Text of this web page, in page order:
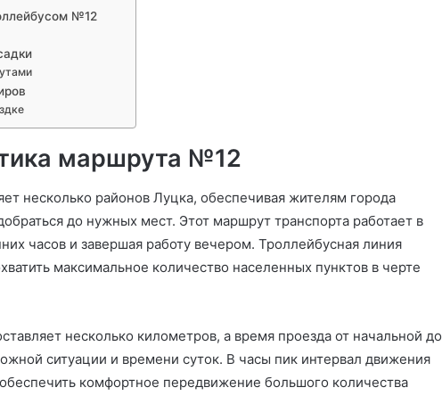
№12
маршрута №12
несколько районов Луцка, обеспечивая жителям города
до нужных мест. Этот маршрут транспорта работает в
часов и завершая работу вечером. Троллейбусная линия
максимальное количество населенных пунктов в черте
несколько километров, а время проезда от начальной до
ситуации и времени суток. В часы пик интервал движения
комфортное передвижение большого количества